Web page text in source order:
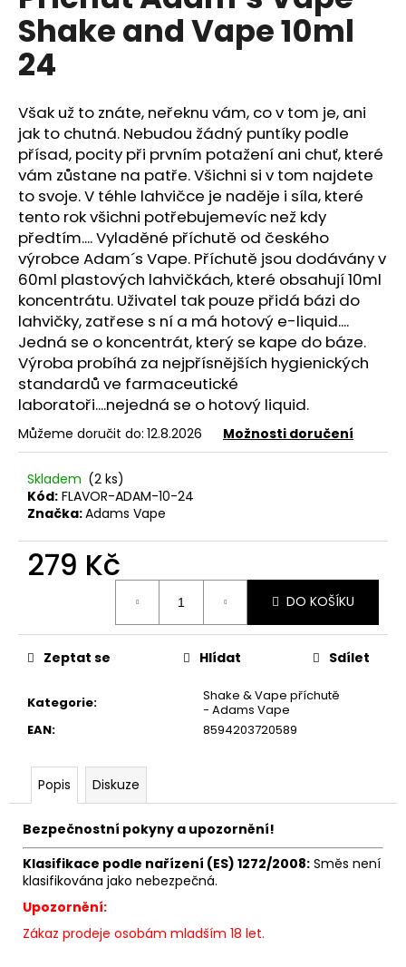
0,0
z
5
hvězdiček.
Shake and Vape 10ml
24
Však už to znáte, neřeknu vám, co v tom je, ani
jak to chutná. Nebudou žádný puntíky podle
přísad, pocity při prvním potažení ani chuť, které
vám zůstane na patře. Všichni si v tom najdete
to svoje. V téhle lahvičce je naděje i síla, které
tento rok všichni potřebujemevíc než kdy
předtím.... Vyladěné příchutě od českého
výrobce Adam´s Vape. Příchutě jsou dodávány v
60ml plastových lahvičkách, které obsahují 10ml
koncentrátu. Uživatel tak pouze přidá bázi do
lahvičky, zatřese s ní a má hotový e-liquid....
Jedná se o koncentrát, který se kape do báze.
Výroba probíhá za nejpřísnějších hygienických
standardů ve farmaceutické
laboratoři....nejedná se o hotový liquid.
Můžeme doručit do: 12.8.2026 Možnosti doručení
Skladem (2 ks)
Kód: FLAVOR-ADAM-10-24
Značka:Adams Vape
279 Kč
DO KOŠÍKU
Kategorie:
Shake & Vape příchutě
- Adams Vape
EAN: 8594203720589
Zeptat se Hlídat Sdílet
Popis Diskuze
Bezpečnostní pokyny a upozornění!
Klasifikace podle nařízení (ES) 1272/2008: Směs není
klasifikována jako nebezpečná.
Upozornění:
Zákaz prodeje osobám mladším 18 let.
a
j
í
?
HLEDAT
D
o
p
o
r
u
č
u
j
e
m
e
ELF
BAR
E-
LIQUID
KIWI
10ML
10MG
185
Kč
245
Kč